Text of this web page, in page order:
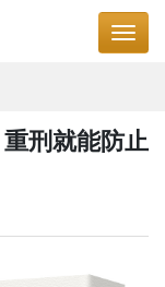
重刑就能防止